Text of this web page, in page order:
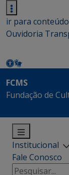
ir para conteúdo
Ouvidoria
FCMS
Fundação de
Institucional
Fale Conosco
Pesquisar